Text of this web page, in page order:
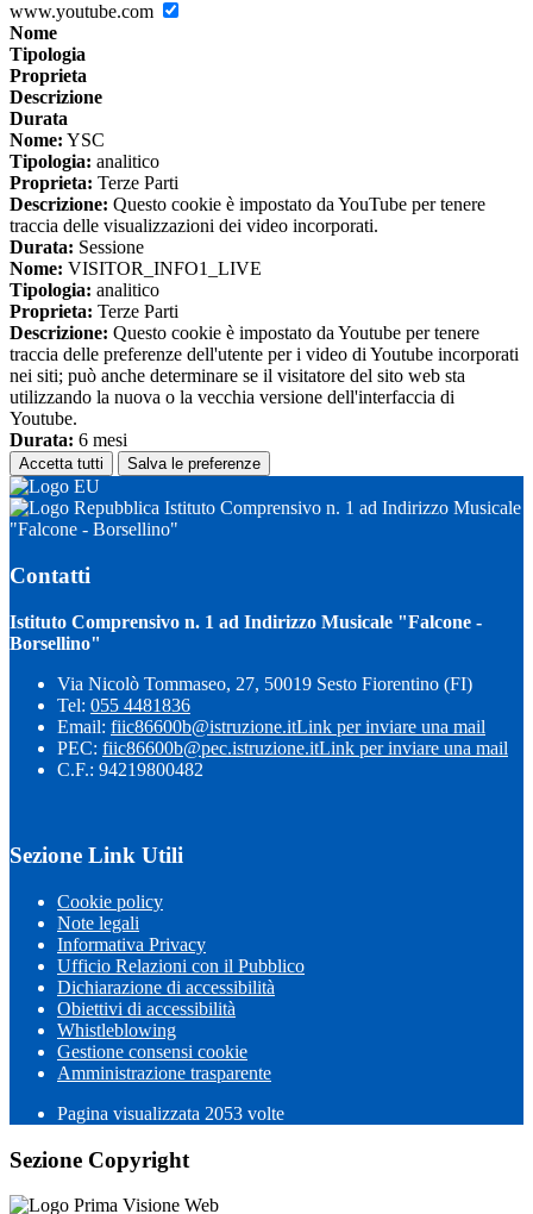
www.youtube.com
Nome
Tipologia
Proprieta
Descrizione
Durata
Nome: YSC
Tipologia: analitico
Proprieta: Terze Parti
Descrizione: Questo cookie è impostato da YouTube per tenere
traccia delle visualizzazioni dei video incorporati.
Durata: Sessione
Nome: VISITOR_INFO1_LIVE
Tipologia: analitico
Proprieta: Terze Parti
Descrizione: Questo cookie è impostato da Youtube per tenere
traccia delle preferenze dell'utente per i video di Youtube incorporati
nei siti; può anche determinare se il visitatore del sito web sta
utilizzando la nuova o la vecchia versione dell'interfaccia di
Youtube.
Durata: 6 mesi
Accetta tutti Salva le preferenze
Istituto Comprensivo n. 1 ad Indirizzo Musicale
"Falcone - Borsellino"
Contatti
Istituto Comprensivo n. 1 ad Indirizzo Musicale "Falcone -
Borsellino"
Via Nicolò Tommaseo, 27, 50019 Sesto Fiorentino (FI)
Tel: 055 4481836
Email: fiic86600b@istruzione.itLink per inviare una mail
PEC: fiic86600b@pec.istruzione.itLink per inviare una mail
C.F.: 94219800482
Sezione Link Utili
Cookie policy
Note legali
Informativa Privacy
Ufficio Relazioni con il Pubblico
Dichiarazione di accessibilità
Obiettivi di accessibilità
Whistleblowing
Gestione consensi cookie
Amministrazione trasparente
Pagina visualizzata 2053 volte
Sezione Copyright